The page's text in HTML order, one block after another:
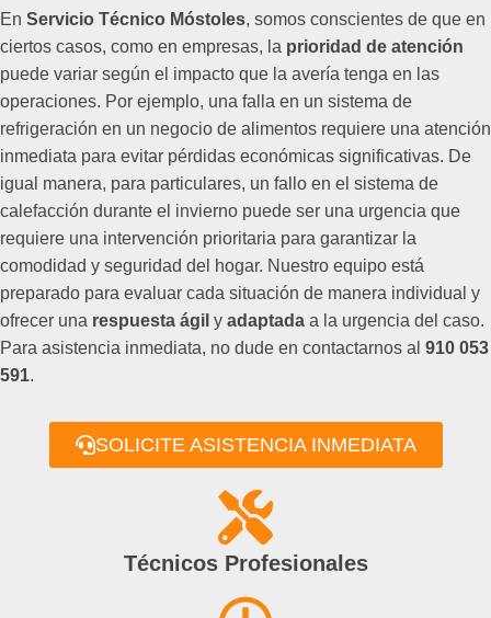
En Servicio Técnico Móstoles, somos conscientes de que en
ciertos casos, como en empresas, la prioridad de atención
puede variar según el impacto que la avería tenga en las
operaciones. Por ejemplo, una falla en un sistema de
refrigeración en un negocio de alimentos requiere una atención
inmediata para evitar pérdidas económicas significativas. De
igual manera, para particulares, un fallo en el sistema de
calefacción durante el invierno puede ser una urgencia que
requiere una intervención prioritaria para garantizar la
comodidad y seguridad del hogar. Nuestro equipo está
preparado para evaluar cada situación de manera individual y
ofrecer una respuesta ágil y adaptada a la urgencia del caso.
Para asistencia inmediata, no dude en contactarnos al 910 053
591.
SOLICITE ASISTENCIA INMEDIATA
Técnicos Profesionales